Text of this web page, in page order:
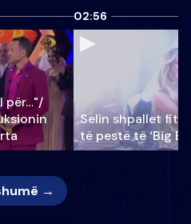
për…"/
02:56
Selin shpallet
të pestë të ‘Big
→